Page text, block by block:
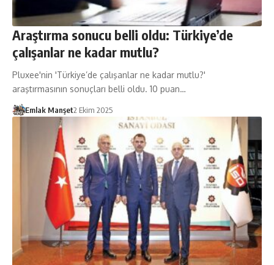
Araştırma sonucu belli oldu: Türkiye’de
çalışanlar ne kadar mutlu?
Pluxee'nin 'Türkiye’de çalışanlar ne kadar mutlu?'
araştırmasının sonuçları belli oldu. 10 puan…
Emlak Manşet2 Ekim 2025